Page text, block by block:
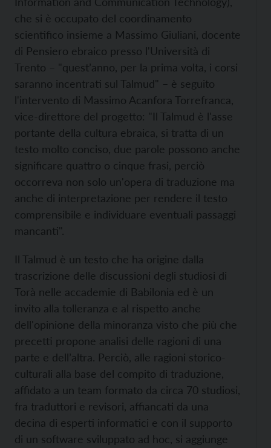
che si è occupato del coordinamento
scientifico insieme a Massimo Giuliani, docente
di Pensiero ebraico presso l'Università di
Trento – "quest’anno, per la prima volta, i corsi
saranno incentrati sul Talmud" – è seguito
l'intervento di Massimo Acanfora Torrefranca,
vice-direttore del progetto: "Il Talmud è l'asse
portante della cultura ebraica, si tratta di un
testo molto conciso, due parole possono anche
significare quattro o cinque frasi, perciò
occorreva non solo un'opera di traduzione ma
anche di interpretazione per rendere il testo
comprensibile e individuare eventuali passaggi
mancanti".
Il Talmud è un testo che ha origine dalla
trascrizione delle discussioni degli studiosi di
Torà nelle accademie di Babilonia ed è un
invito alla tolleranza e al rispetto anche
dell'opinione della minoranza visto che più che
precetti propone analisi delle ragioni di una
parte e dell’altra. Perciò, alle ragioni storico-
culturali alla base del compito di traduzione,
affidato a un team formato da circa 70 studiosi,
fra traduttori e revisori, affiancati da una
decina di esperti informatici e con il supporto
di un software sviluppato ad hoc, si aggiunge